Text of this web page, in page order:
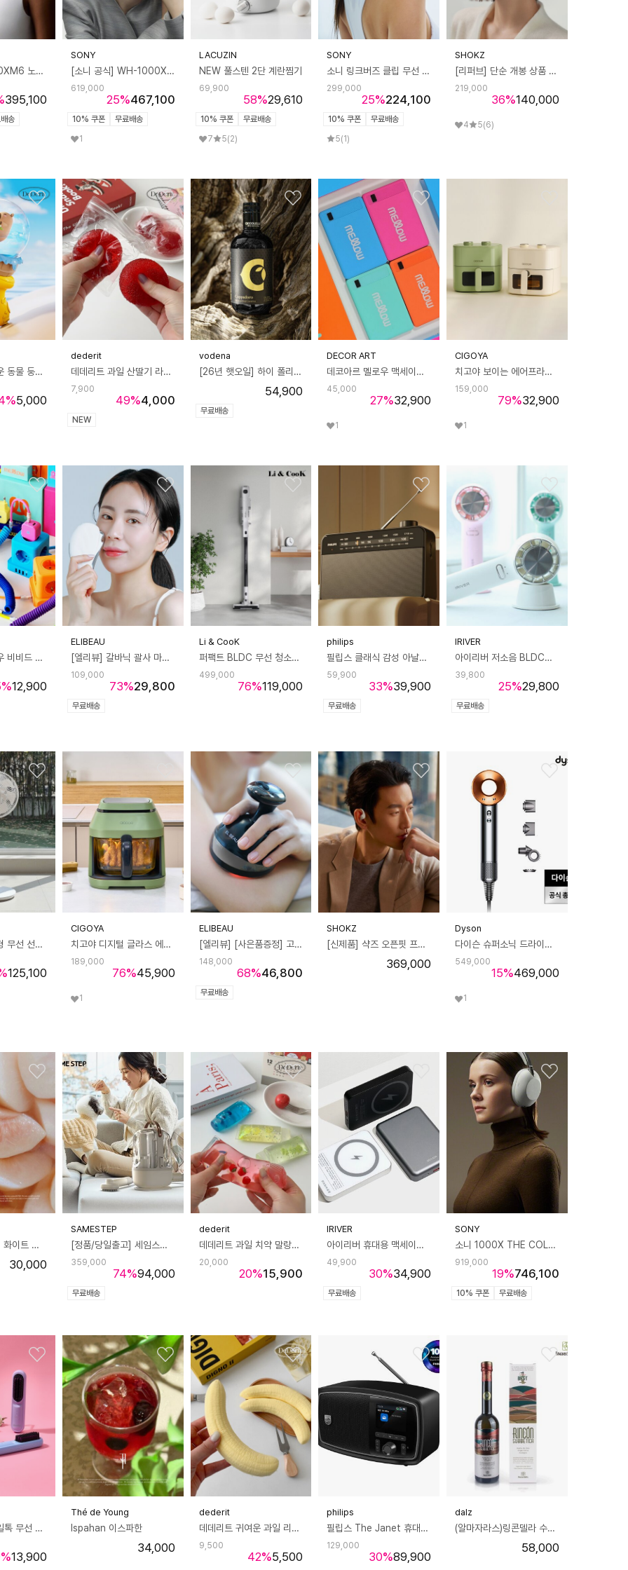
소니 WF-1000XM6 노이즈캔슬링 이어폰
395,100
송
SONY
[소니 공식] WH-1000XM6 노이즈캔슬링 헤드폰 (+정품등록 프로모션)
25%
619,000
467,100
10% 쿠폰
무료배송
1
LACUZIN
NEW 풀스텐 2단 계란찜기
58%
69,900
29,610
10% 쿠폰
무료배송
7
5(2)
SONY
소니 링크버즈 클립 무선 이어폰
25%
299,000
224,100
10% 쿠폰
무료배송
5(1)
SHOKZ
[리퍼브] 단순 개봉 상품 샥즈 오픈핏 블루투스 무선 이어폰 T910
36%
219,000
140,000
4 5(6)
데데리트 귀여운 동물 둥둥 카피바라 욕조 물총 재미있는 인형 장난감 시원한 여름 물놀이 워터건 쓸데없는 생일 친구 커플 선물
%5,000
dederit
데데리트 과일 산딸기 라즈베리 말랑이 스퀴시 쫀득볼 슬라임 슬랑이 asmr 스트레스볼 장난감 생일 친구 커플 쓸데없는 선물
49%
7,900
4,000
NEW
vodena
[26년 햇오일] 하이 폴리페놀 이탈리아 엑스트라버진 올리브오일 치코렐라 코파도로 (항공운송 ONLY) /
54,900
무료배송
DECOR ART
데코아르 멜로우 맥세이프 고속충전 보조배터리 (애플워치 맥세이프 충전 지원)
27%
45,000
32,900
1
CIGOYA
치고야 보이는 에어프라이어 5L
79%
159,000
32,900
1
데코아르 멜로우 비비드 멀티탭/어댑터/싱글 케이블
%12,900
ELIBEAU
[엘리뷰] 갈바닉 괄사 마사지기 얼굴 쿨링 온열 LED EMS 피부관리 뷰티 홈케어
73%
109,000
29,800
무료배송
Li & CooK
퍼팩트 BLDC 무선 청소기 LNCV-200W
76%
499,000
119,000
philips
필립스 클래식 감성 아날로그 라디오 TAR2509
33%
59,900
39,900
무료배송
IRIVER
아이리버 저소음 BLDC모터 냉각팬 충전식 핸디 선풍기 IF-C22
25%
39,800
29,800
무료배송
BLDC 리모컨형 무선 선풍기
125,100
CIGOYA
치고야 디지털 글라스 에어프라이어 5L
76%
189,000
45,900
1
ELIBEAU
[엘리뷰] [사은품증정] 고주파 바디 마사지기 갈바닉 초음파 가정용 피부 LED 뷰티 디바이스 홈케어
68%
148,000
46,800
무료배송
SHOKZ
[신제품] 샥즈 오픈핏 프로 오픈형 무선 블루투스 이어폰 T010
369,000
Dyson
다이슨 슈퍼소닉 드라이기 HD-15(니켈 코퍼)
15%
549,000
469,000
1
White Peach 화이트 피치
30,000
SAMESTEP
[정품/당일출고] 세임스텝 반려동물 셀프케어 무선 펫미용기 SS-PV10
74%
359,000
94,000
무료배송
dederit
데데리트 과일 치약 말랑이 튜브 스퀴시 쫀득 슬라임 슬랑이 asmr 인싸 생일 친구 우정 커플 쓸데없는 선물
20%
20,000
15,900
IRIVER
아이리버 휴대용 맥세이프 보조배터리 IPB-M050
30%
49,900
34,900
무료배송
SONY
소니 1000X THE COLLEXION 노이즈 캔슬링 헤드폰
19%
919,000
746,100
10% 쿠폰 무료배송
로로보아 스타일톡 무선 브러쉬 헤어 스타일러
%13,900
Thé de Young
Ispahan 이스파한
34,000
dederit
데데리트 귀여운 과일 리얼 바나나 스퀴시 sns 틱톡 쫀득 말랑이 슬라임 슬랑이 asmr 생일 친구 우정 커플 쓸데없는 선물
42%
9,500
5,500
philips
필립스 The Janet 휴대용 레트로 블루투스 스피커 라디오 TAV2000
30%
129,000
89,900
dalz
(알마자라스)링콘델라 수베티카 유기농 엑스트라버진올리브오일 250ml
58,000